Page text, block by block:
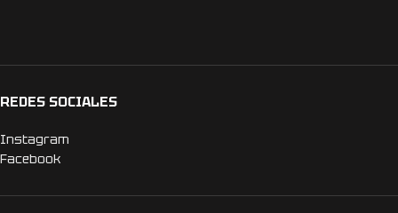
REDES SOCIALES
Instagram
Facebook